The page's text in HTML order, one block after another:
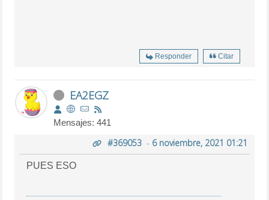
Responder Citar
EA2EGZ
Mensajes: 441
#369053- 6 noviembre, 2021 01:21
PUES ESO